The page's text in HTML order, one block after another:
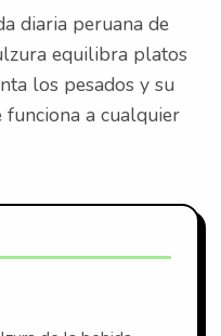
diaria peruana de
equilibra platos
los pesados y su
a cualquier